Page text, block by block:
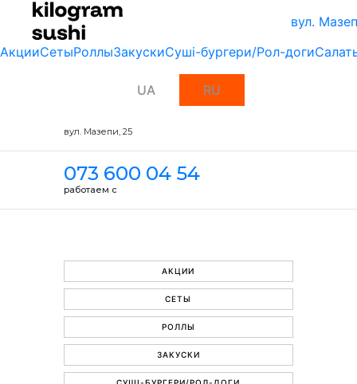
вул.
АкцииСетыРоллыЗакускиСуші-бургери/Рол-доги
UA RU
вул. Мазепи, 25
073 600 04 54
работаем с
АКЦИИ
СЕТЫ
РОЛЛЫ
ЗАКУСКИ